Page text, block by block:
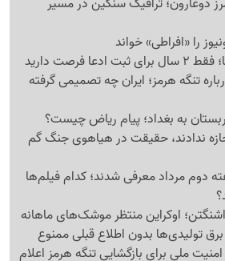
را «افراطی» خواند
فرصت دارید
تنگه هرمز؛ ایران چه تصمیمی گرفته
به بغداد؛ پیام ریاض چیست؟
ندادند، حقیقت در هیاهوی جنگ گم
دوم مرداد معرفی شدند؛ کدام فیلم‌ها
اوکراین منتظر موشک‌های ماهانه
تولیدی‌ها بدون اطلاع قبلی ممنوع
امنیت ملی برای بازگشایی تنگه هرمز اعلام